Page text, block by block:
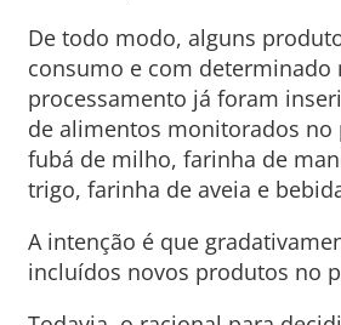
De todo modo, alguns
consumo e com determinado
processamento já foram
de alimentos monitorados no
fubá de milho, farinha de
trigo, farinha de aveia e
A intenção é que
incluídos novos produtos no